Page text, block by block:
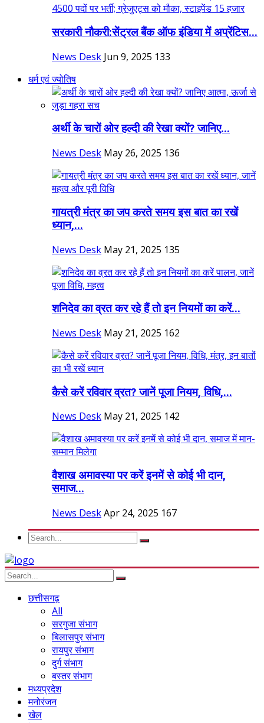
सरकारी नौकरी:सेंट्रल बैंक ऑफ इंडिया में अप्रेंटिस...
News Desk Jun 9, 2025 133
धर्म एवं ज्योतिष
अर्थी के चारों ओर हल्दी की रेखा क्यों? जानिए...
News Desk May 26, 2025 136
गायत्री मंत्र का जप करते समय इस बात का रखें
ध्यान,...
News Desk May 21, 2025 135
शनिदेव का व्रत कर रहे हैं तो इन नियमों का करें...
News Desk May 21, 2025 162
कैसे करें रविवार व्रत? जानें पूजा नियम, विधि,...
News Desk May 21, 2025 142
वैशाख अमावस्या पर करें इनमें से कोई भी दान,
समाज...
News DeskApr 24, 2025 167
छत्तीसगढ़
All
सरगुजा संभाग
बिलासपुर संभाग
रायपुर संभाग
दुर्ग संभाग
बस्तर संभाग
मध्यप्रदेश
मनोरंजन
खेल